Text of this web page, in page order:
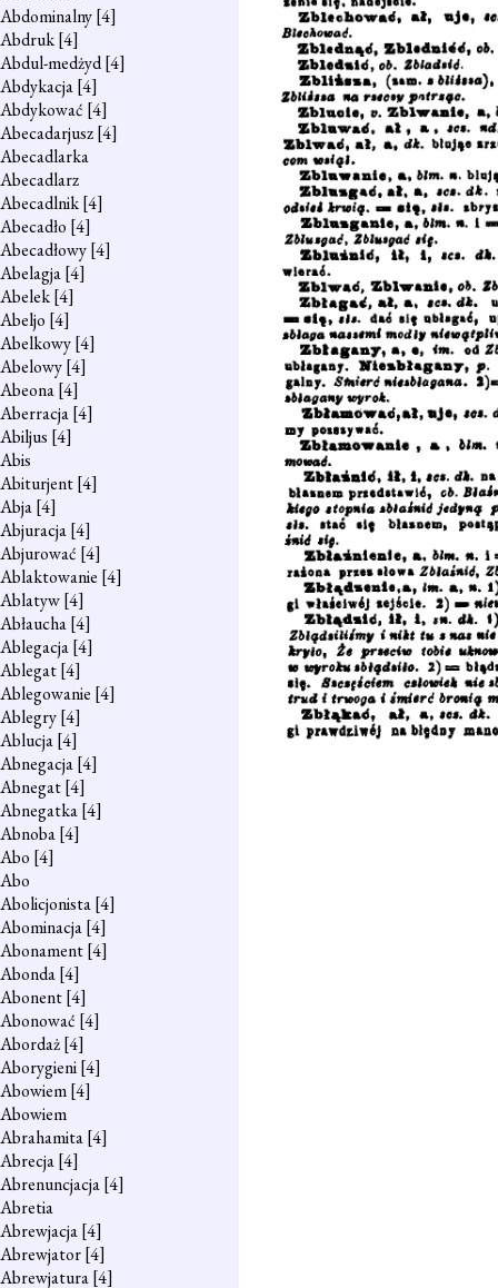
Abdominalny[4]
Abdruk[4]
Abdul-medżyd[4]
Abdykacja[4]
Abdykować [4]
Abecadarjusz[4]
Abecadlarka
Abecadlarz
Abecadlnik[4]
Abecadło [4]
Abecadłowy[4]
Abelagja[4]
Abelek[4]
Abeljo [4]
Abelkowy[4]
Abelowy[4]
Abeona[4]
Aberracja[4]
Abiljus [4]
Abis
Abiturjent[4]
Abja[4]
Abjuracja[4]
Abjurować [4]
Ablaktowanie [4]
Ablatyw[4]
Abłaucha[4]
Ablegacja[4]
Ablegat[4]
Ablegowanie [4]
Ablegry[4]
Ablucja[4]
Abnegacja[4]
Abnegat[4]
Abnegatka[4]
Abnoba[4]
Abo [4]
Abo
Abolicjonista[4]
Abominacja[4]
Abonament[4]
Abonda[4]
Abonent[4]
Abonować [4]
Abordaż[4]
Aborygieni[4]
Abowiem[4]
Abowiem
Abrahamita[4]
Abrecja[4]
Abrenuncjacja[4]
Abretia
Abrewjacja[4]
Abrewjator[4]
Abrewjatura[4]